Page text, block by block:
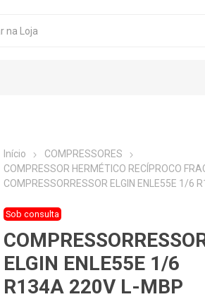
Início
COMPRESSORES
COMPRESSOR HERMÉTICO RECÍPROCO
COMPRESSORRESSOR ELGIN ENLE55E 1/6
Sob consulta
ELGIN ENLE55E 1/6
R134A 220V L-MBP